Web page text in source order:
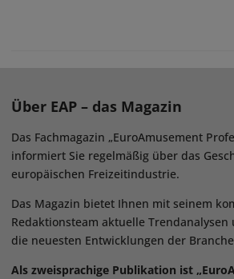
Über EAP – das Magazin
Das Fachmagazin „EuroAmusement
informiert Sie regelmäßig über das
europäischen Freizeitindustrie.
Das Magazin bietet Ihnen mit seinem
Redaktionsteam aktuelle
die neuesten Entwicklungen der
Als zweisprachige Publikation ist